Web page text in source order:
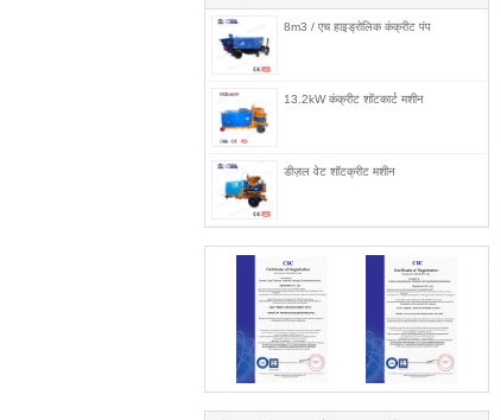
8m3 / एच हाइड्रोलिक कंक्रीट पंप
13.2kW कंक्रीट शॉटकार्ट मशीन
डीज़ल वेट शॉटक्रीट मशीन